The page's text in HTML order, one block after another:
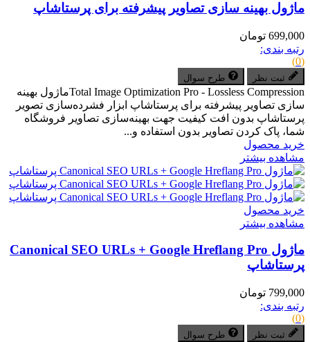
ماژول بهینه سازی تصاویر پیشرفته برای پرستاشاپ
699,000 تومان
رتبه بندی:
(0)
ثبت نظر طرح سوال
Total Image Optimization Pro - Lossless Compressionماژول بهینه
سازی تصاویر پیشرفته برای پرستاشاپ ابزار فشرده‌سازی تصویر
پرستاشاپ بدون افت کیفیت جهت بهینه‌سازی تصاویر فروشگاه
شما، پاک کردن تصاویر بدون استفاده و...
خرید محصول
مشاهده بیشتر
خرید محصول
مشاهده بیشتر
ماژول Canonical SEO URLs + Google Hreflang Pro
پرستاشاپ
799,000 تومان
رتبه بندی:
(0)
ثبت نظر طرح سوال